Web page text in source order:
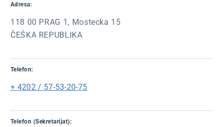
Adresa:
118 00 PRAG 1, Mostecka 15
ČEŠKA REPUBLIKA
Telefon:
+ 4202 / 57-53-20-75
Telefon (Sekretarijat):